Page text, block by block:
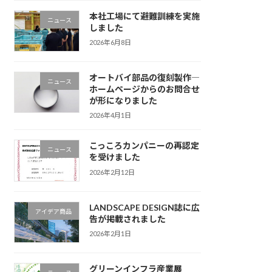
ニュース
本社工場にて避難訓練を実施
しました
2026年6月8日
ニュース
オートバイ部品の復刻製作―
ホームページからのお問合せ
が形になりました
2026年4月1日
ニュース
こっころカンパニーの再認定
を受けました
2026年2月12日
アイデア商品
LANDSCAPE DESIGN誌に広
告が掲載されました
2026年2月1日
グリーンインフラ産業展